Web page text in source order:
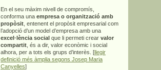
En el seu màxim nivell de compromís,
conforma una empresa o organització amb
propòsit , entenent el propòsit empresarial com
l’adopció d’un model d’empresa amb una
excel·lència social que li permeti crear valor
compartit , és a dir, valor econòmic i social
alhora, per a tots els grups d’interès. [llegir
definició més àmplia segons Josep Maria
Canyelles]